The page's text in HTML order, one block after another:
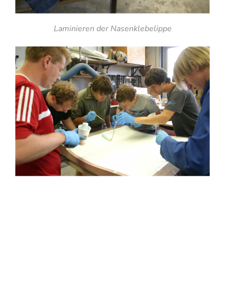
Laminieren der Nasenklebelippe